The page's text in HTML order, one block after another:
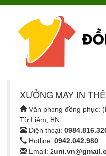
XƯỞNG MAY IN
Văn phòng đồng phục:
Từ Liêm, HN
Điện thoại:
Hotline: 0942.042.980
Email: